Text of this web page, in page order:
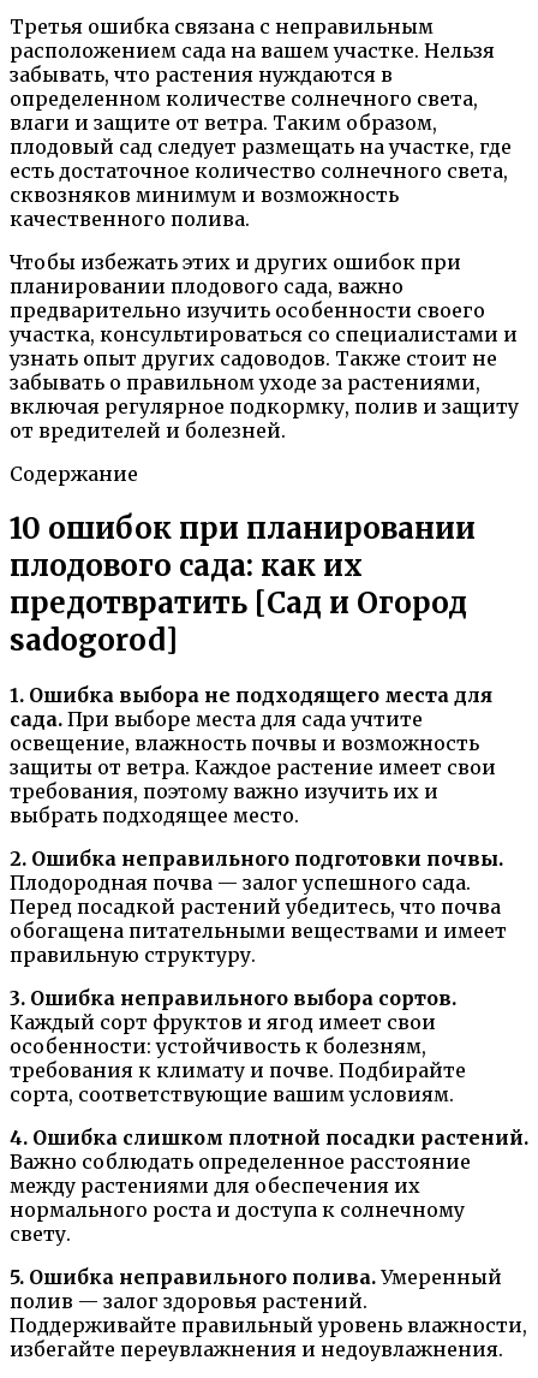
Третья ошибка связана с неправильным
расположением сада на вашем участке. Нельзя
забывать, что растения нуждаются в
определенном количестве солнечного света,
влаги и защите от ветра. Таким образом,
плодовый сад следует размещать на участке, где
есть достаточное количество солнечного света,
сквозняков минимум и возможность
качественного полива.
Чтобы избежать этих и других ошибок при
планировании плодового сада, важно
предварительно изучить особенности своего
участка, консультироваться со специалистами и
узнать опыт других садоводов. Также стоит не
забывать о правильном уходе за растениями,
включая регулярное подкормку, полив и защиту
от вредителей и болезней.
Содержание
10 ошибок при планировании
плодового сада: как их
предотвратить [Сад и Огород
sadogorod]
1. Ошибка выбора не подходящего места для
сада. При выборе места для сада учтите
освещение, влажность почвы и возможность
защиты от ветра. Каждое растение имеет свои
требования, поэтому важно изучить их и
выбрать подходящее место.
2. Ошибка неправильного подготовки почвы.
Плодородная почва — залог успешного сада.
Перед посадкой растений убедитесь, что почва
обогащена питательными веществами и имеет
правильную структуру.
3. Ошибка неправильного выбора сортов.
Каждый сорт фруктов и ягод имеет свои
особенности: устойчивость к болезням,
требования к климату и почве. Подбирайте
сорта, соответствующие вашим условиям.
4. Ошибка слишком плотной посадки растений.
Важно соблюдать определенное расстояние
между растениями для обеспечения их
нормального роста и доступа к солнечному
свету.
5. Ошибка неправильного полива. Умеренный
полив — залог здоровья растений.
Поддерживайте правильный уровень влажности,
избегайте переувлажнения и недоувлажнения.